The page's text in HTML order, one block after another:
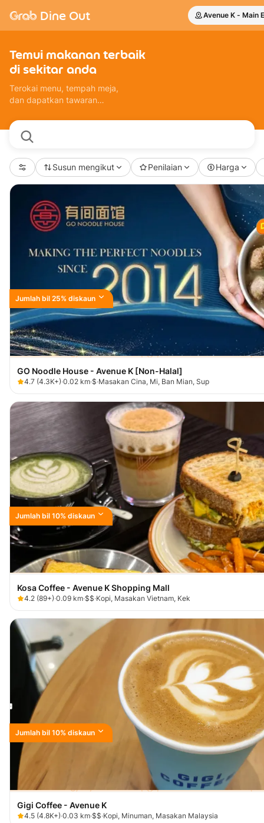
Grab Dine Out Avenue K - Main
Temui makanan terbaik
di sekitar anda
Terokai menu, tempah meja,
dan dapatkan tawaran
bandar—semua dalam satu
tempat
Susun mengikut Penilaian Harga
GO Noodle House - Avenue K [Non-Halal]
4.7 (4.3K+)·0.02 km·$·Masakan Cina, Mi, Ban Mian, Sup
Jumlah bil 25% diskaun
Kosa Coffee - Avenue K Shopping Mall
4.2 (89+)·0.09 km·$$·Kopi, Masakan Vietnam, Kek
Jumlah bil 10% diskaun
Gigi Coffee - Avenue K
4.5 (4.8K+)·0.03 km·$$·Kopi, Minuman, Masakan Malaysia
Jumlah bil 10% diskaun